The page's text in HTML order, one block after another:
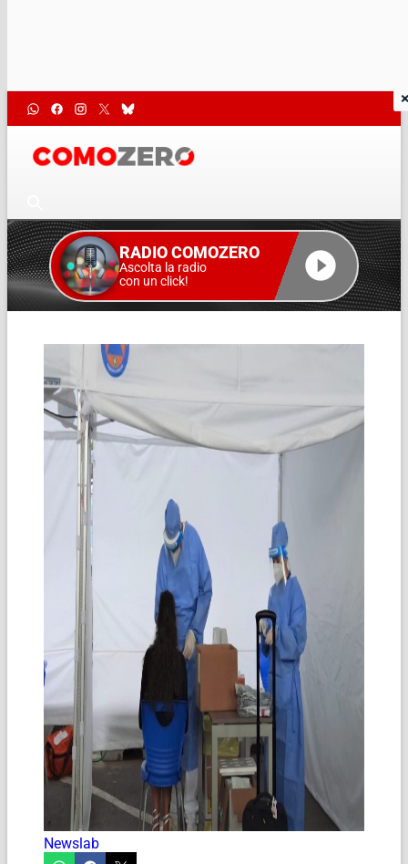
RADIO COMOZERO
Ascolta la radio
con un click!
Newslab